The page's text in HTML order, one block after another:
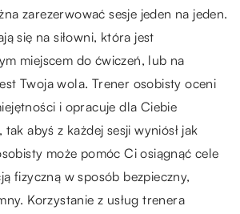
zarezerwować sesje jeden na jeden.
się na siłowni, która jest
miejscem do ćwiczeń, lub na
Twoja wola. Trener osobisty oceni
i opracuje dla Ciebie
abyś z każdej sesji wyniósł jak
może pomóc Ci osiągnąć cele
fizyczną w sposób bezpieczny,
Korzystanie z usług trenera